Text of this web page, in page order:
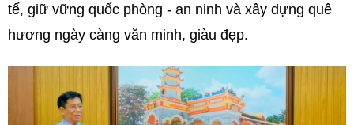
tế, giữ vững quốc phòng - an ninh và xây dựng quê
hương ngày càng văn minh, giàu đẹp.